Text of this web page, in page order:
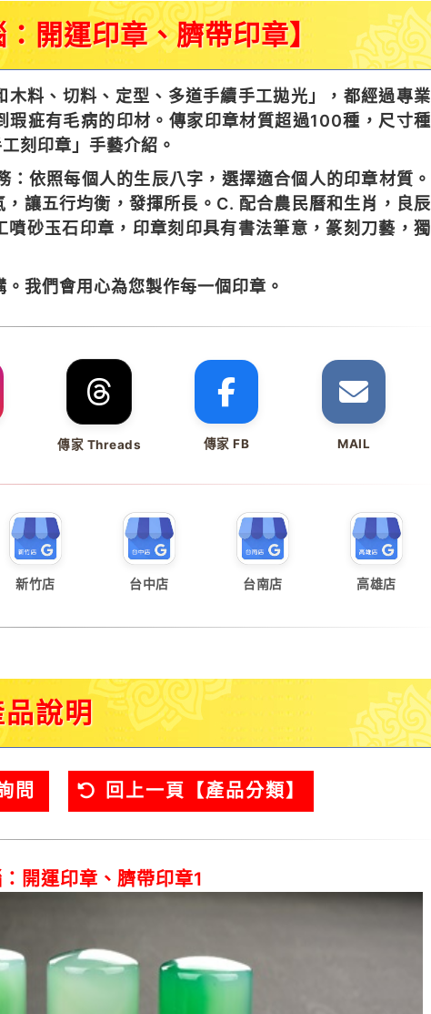
開運印章、臍帶印章】
料、切料、定型、多道手續手工拋光」，都經過專業
疵有毛病的印材。傳家印章材質超過100種，尺寸種
刻印章」手藝介紹。
依照每個人的生辰八字，選擇適合個人的印章材質。
讓五行均衡，發揮所長。C. 配合農民曆和生肖，良辰
砂玉石印章，印章刻印具有書法筆意，篆刻刀藝，獨
我們會用心為您製作每一個印章。
傳家 Threads 傳家 FB MAIL
新竹店 台中店 台南店 高雄店
品說明
問 回上一頁【產品分類】
開運印章、臍帶印章1